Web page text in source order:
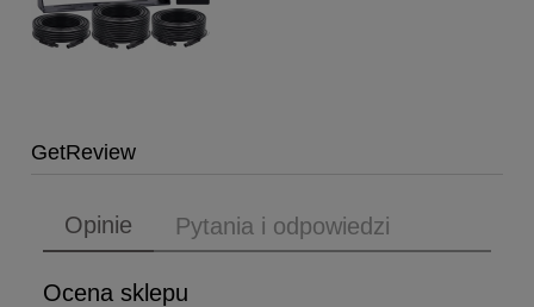
GetReview
Opinie Pytania i odpowiedzi
Ocena sklepu